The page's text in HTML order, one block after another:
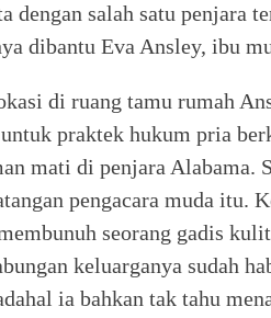
dengan salah satu penjara
dibantu Eva Ansley, ibu
di ruang tamu rumah
praktek hukum pria
mati di penjara Alabama.
pengacara muda itu.
seorang gadis
keluarganya sudah
ia bahkan tak tahu